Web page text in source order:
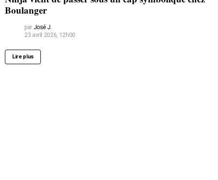
Boulanger
par José J.
23 avril 2026, 12h00
Lire plus